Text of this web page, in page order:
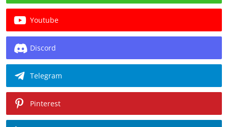
Youtube
Discord
Telegram
Pinterest